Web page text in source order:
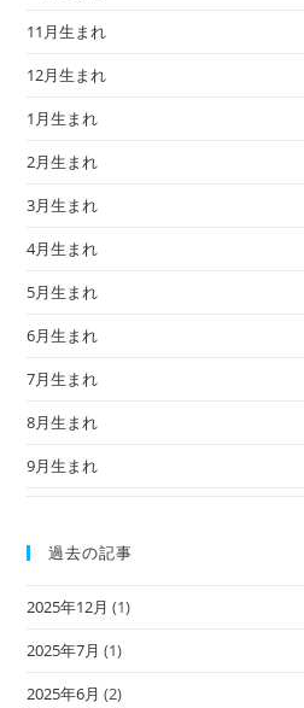
11月生まれ
12月生まれ
1月生まれ
2月生まれ
3月生まれ
4月生まれ
5月生まれ
6月生まれ
7月生まれ
8月生まれ
9月生まれ
過去の記事
2025年12月 (1)
2025年7月 (1)
2025年6月 (2)